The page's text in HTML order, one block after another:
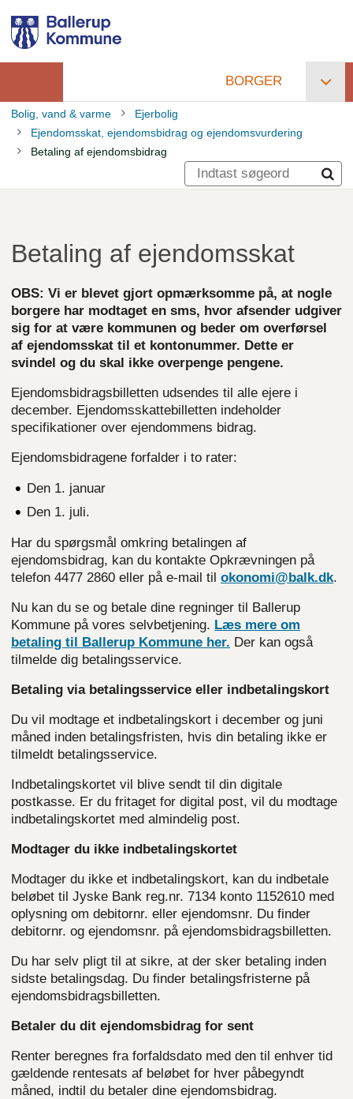
hovedindhold
Primær
navigation
BORGER
Brødkrumme
Bolig, vand & varme
Ejerbolig
Ejendomsskat, ejendomsbidrag og ejendomsvurdering
Betaling af ejendomsbidrag
Betaling af ejendomsskat
OBS: Vi er blevet gjort opmærksomme på, at nogle
borgere har modtaget en sms, hvor afsender udgiver
sig for at være kommunen og beder om overførsel
af ejendomsskat til et kontonummer. Dette er
svindel og du skal ikke overpenge pengene.
Ejendomsbidragsbilletten udsendes til alle ejere i
december. Ejendomsskattebilletten indeholder
specifikationer over ejendommens bidrag.
Ejendomsbidragene forfalder i to rater:
Den 1. januar
Den 1. juli.
Har du spørgsmål omkring betalingen af
ejendomsbidrag, kan du kontakte Opkrævningen på
telefon 4477 2860 eller på e-mail til okonomi@balk.dk.
Nu kan du se og betale dine regninger til Ballerup
Kommune på vores selvbetjening. Læs mere om
betaling til Ballerup Kommune her. Der kan også
tilmelde dig betalingsservice.
Betaling via betalingsservice eller indbetalingskort
Du vil modtage et indbetalingskort i december og juni
måned inden betalingsfristen, hvis din betaling ikke er
tilmeldt betalingsservice.
Indbetalingskortet vil blive sendt til din digitale
postkasse. Er du fritaget for digital post, vil du modtage
indbetalingskortet med almindelig post.
Modtager du ikke indbetalingskortet
Modtager du ikke et indbetalingskort, kan du indbetale
beløbet til Jyske Bank reg.nr. 7134 konto 1152610 med
oplysning om debitornr. eller ejendomsnr. Du finder
debitornr. og ejendomsnr. på ejendomsbidragsbilletten.
Du har selv pligt til at sikre, at der sker betaling inden
sidste betalingsdag. Du finder betalingsfristerne på
ejendomsbidragsbilletten.
Betaler du dit ejendomsbidrag for sent
Renter beregnes fra forfaldsdato med den til enhver tid
gældende rentesats af beløbet for hver påbegyndt
måned, indtil du betaler dine ejendomsbidrag.